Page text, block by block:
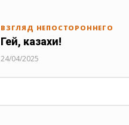
ВЗГЛЯД НЕПОСТОРОННЕГО
Гей, казахи!
24/04/2025